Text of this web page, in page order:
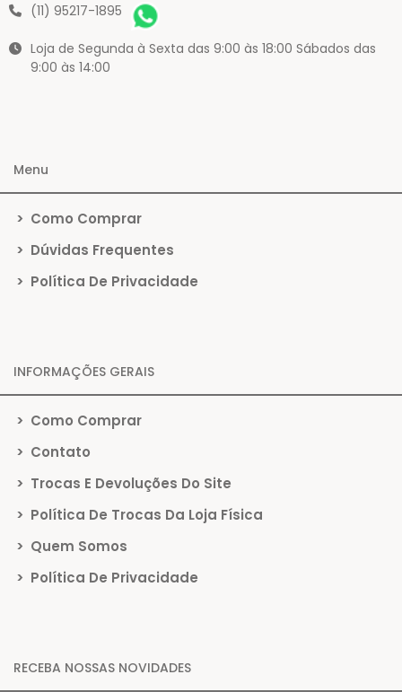
(11) 95217-1895
Loja de Segunda à Sexta das 9:00 às 18:00 Sábados das
9:00 às 14:00
Menu
> Como Comprar
> Dúvidas Frequentes
> Política De Privacidade
INFORMAÇÕES GERAIS
> Como Comprar
> Contato
> Trocas E Devoluções Do Site
> Política De Trocas Da Loja Física
> Quem Somos
> Política De Privacidade
RECEBA NOSSAS NOVIDADES